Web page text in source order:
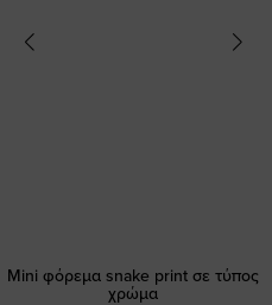
Mini φόρεμα snake print σε τύπος
χρώμα